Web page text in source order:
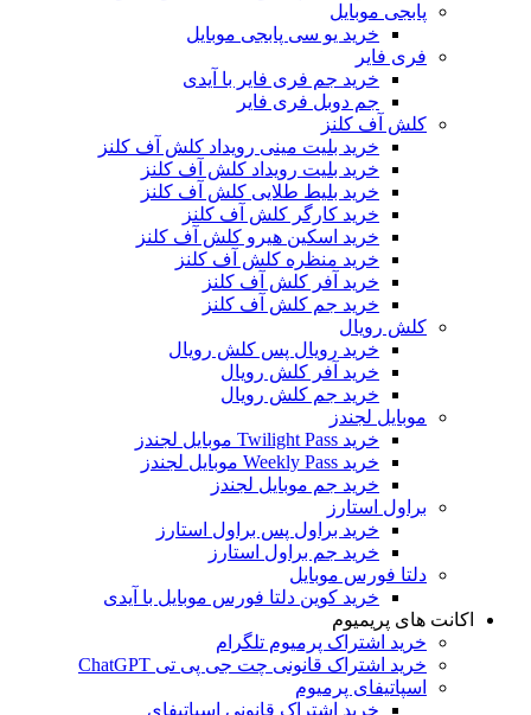
پابجی موبایل
خرید یو سی پابجی موبایل
فری فایر
خرید جم فری فایر با آیدی
جم دوبل فری فایر
کلش آف کلنز
خرید بلیت مینی رویداد کلش آف کلنز
خرید بلیت رویداد کلش آف کلنز
خرید بلیط طلایی کلش آف کلنز
خرید کارگر کلش آف کلنز
خرید اسکین هیرو کلش آف کلنز
خرید منظره کلش آف کلنز
خرید آفر کلش آف کلنز
خرید جم کلش آف کلنز
کلش رویال
خرید رویال پس کلش رویال
خرید آفر کلش رویال
خرید جم کلش رویال
موبایل لجندز
خرید Twilight Pass موبایل لجندز
خرید Weekly Pass موبایل لجندز
خرید جم موبایل لجندز
براول استارز
خرید براول پس براول استارز
خرید جم براول استارز
دلتا فورس موبایل
خرید کوین دلتا فورس موبایل با آیدی
اکانت های پریمیوم
خرید اشتراک پرمیوم تلگرام
خرید اشتراک قانونی چت جی پی تی ChatGPT
اسپاتیفای پرمیوم
خرید اشتراک قانونی اسپاتیفای